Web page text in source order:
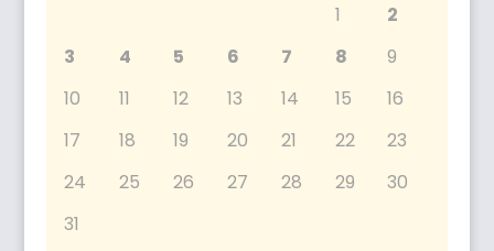
1
2
3
4 5 6 7 8
9
10
11 12 13 14 15
16
17
18 19 20 21 22
23
24
25 26 27 28 29
30
31